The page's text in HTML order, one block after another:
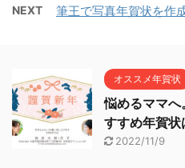
NEXT 筆王で写真年賀状を作
オススメ年賀状
悩めるママ
すすめ年賀状
2022/11/9